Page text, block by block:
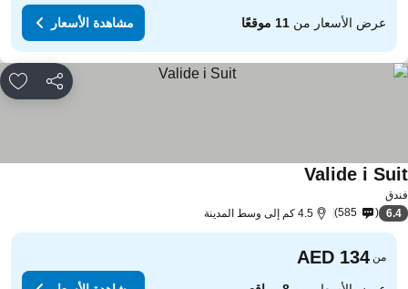
عرض الأسعار من11 موقعًا مشاهدة الأسعار
مشاركة
Valide i
6.4
585 4.5 كم إلى وسط المدينة
من